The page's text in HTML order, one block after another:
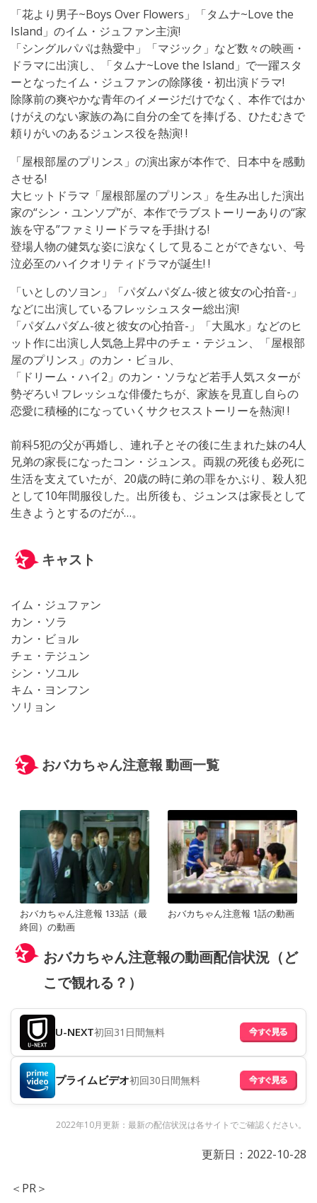
「花より男子~Boys Over Flowers」「タムナ~Love the
Island」のイム・ジュファン主演!
「シングルパパは熱愛中」「マジック」など数々の映画・
ドラマに出演し、「タムナ~Love the Island」で一躍スタ
ーとなったイム・ジュファンの除隊後・初出演ドラマ!
除隊前の爽やかな青年のイメージだけでなく、本作ではか
けがえのない家族の為に自分の全てを捧げる、ひたむきで
頼りがいのあるジュンス役を熱演! !
「屋根部屋のプリンス」の演出家が本作で、日本中を感動
させる!
大ヒットドラマ「屋根部屋のプリンス」を生み出した演出
家の“シン・ユンソプ”が、本作でラブストーリーありの“家
族を守る”ファミリードラマを手掛ける!
登場人物の健気な姿に涙なくして見ることができない、号
泣必至のハイクオリティドラマが誕生! !
「いとしのソヨン」「パダムパダム-彼と彼女の心拍音-」
などに出演しているフレッシュスター総出演!
「パダムパダム-彼と彼女の心拍音-」「大風水」などのヒ
ット作に出演し人気急上昇中のチェ・テジュン、「屋根部
屋のプリンス」のカン・ビョル、
「ドリーム・ハイ2」のカン・ソラなど若手人気スターが
勢ぞろい! フレッシュな俳優たちが、家族を見直し自らの
恋愛に積極的になっていくサクセスストーリーを熱演! !
前科5犯の父が再婚し、連れ子とその後に生まれた妹の4人
兄弟の家長になったコン・ジュンス。両親の死後も必死に
生活を支えていたが、20歳の時に弟の罪をかぶり、殺人犯
として10年間服役した。出所後も、ジュンスは家長として
生きようとするのだが…。
キャスト
イム・ジュファン
カン・ソラ
カン・ビョル
チェ・テジュン
シン・ソユル
キム・ヨンフン
ソリョン
おバカちゃん注意報 動画一覧
おバカちゃん注意報 133話（最
終回）の動画
おバカちゃん注意報 1話の動画
おバカちゃん注意報の動画配信状況（ど
こで観れる？）
U-NEXT初回31日間無料
プライムビデオ初回30日間無料
2022年10月更新：最新の配信状況は各サイトでご確認ください。
更新日： 2022-10-28
＜PR＞